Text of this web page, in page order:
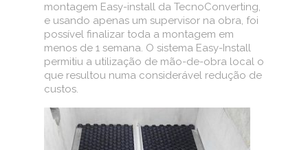
montagem Easy-install da TecnoConverting,
e usando apenas um supervisor na obra, foi
possível finalizar toda a montagem em
menos de 1 semana. O sistema Easy-Install
permitiu a utilização de mão-de-obra local o
que resultou numa considerável redução de
custos.